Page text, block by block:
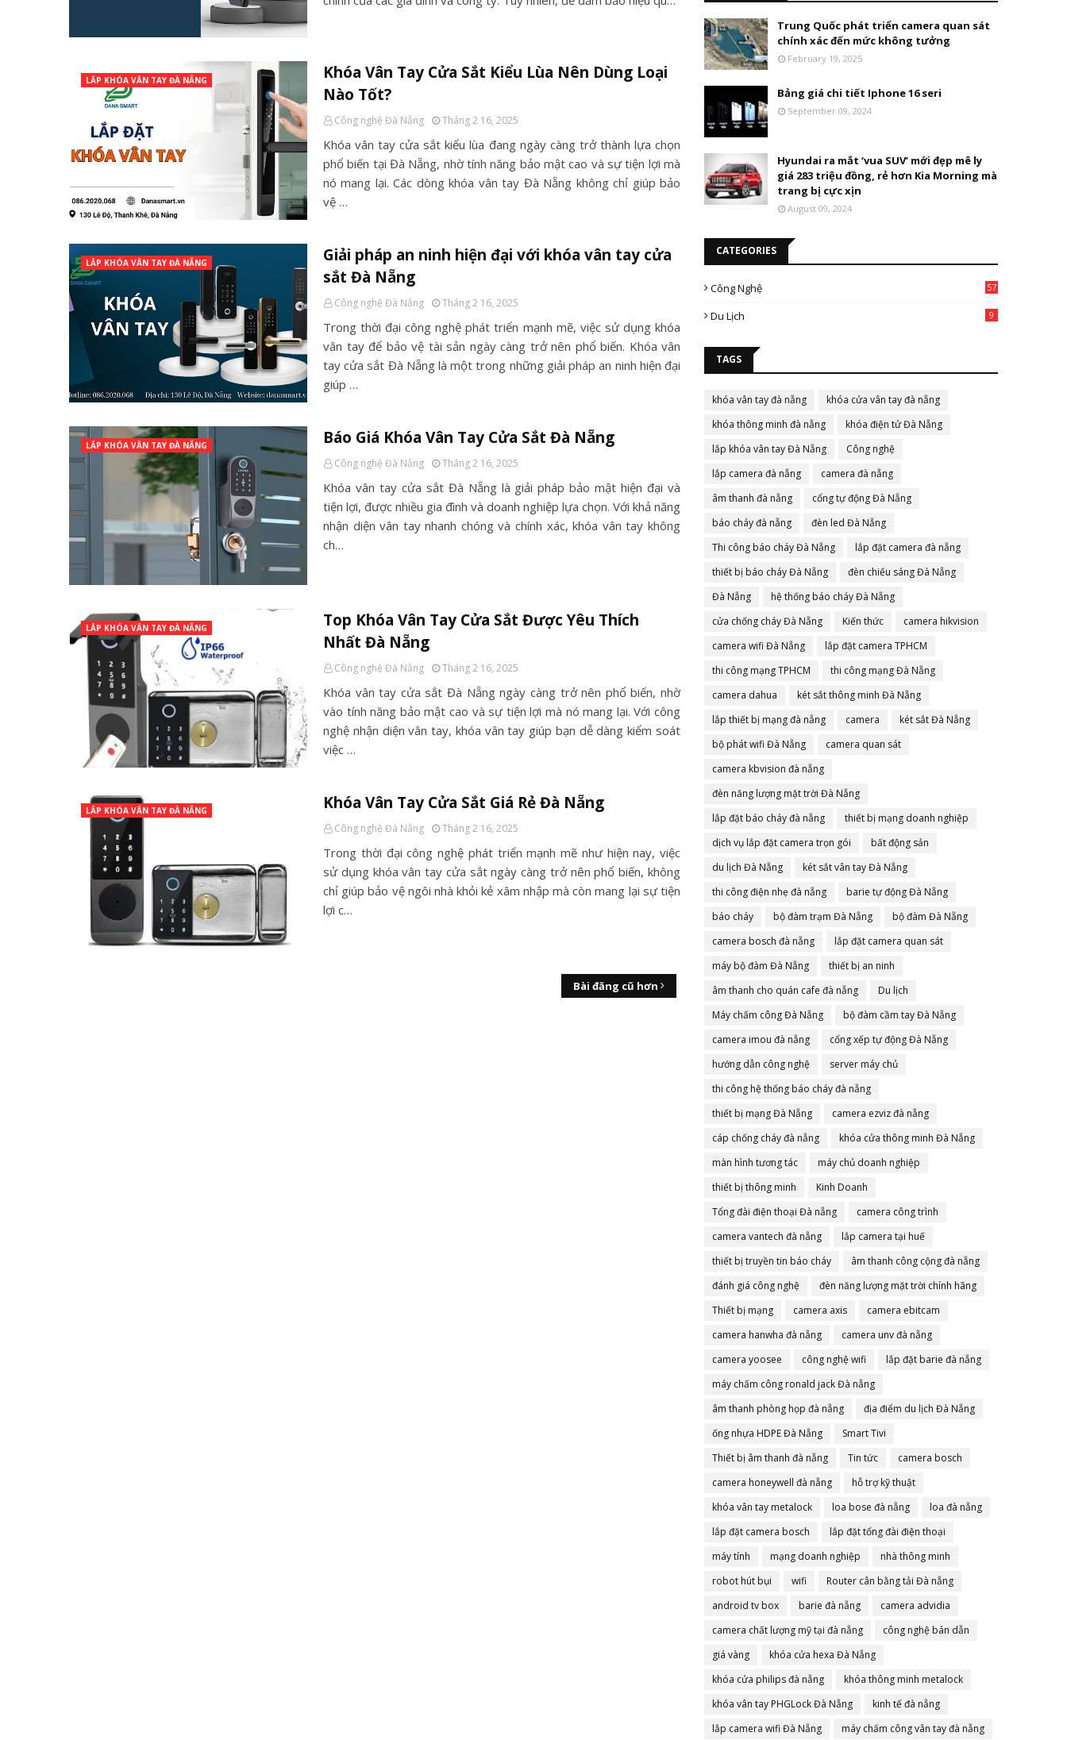
LẮP KHÓA VÂN TAY ĐÀ NẴNG
Khóa Vân Tay Cửa Sắt Kiểu Lùa Nên Dùng Loại
Nào Tốt?
Công nghệ Đà Nẵng Tháng 2 16, 2025
Khóa vân tay cửa sắt kiểu lùa đang ngày càng trở thành lựa chọn
phổ biến tại Đà Nẵng, nhờ tính năng bảo mật cao và sự tiện lợi mà
nó mang lại. Các dòng khóa vân tay Đà Nẵng không chỉ giúp bảo
vệ …
LẮP KHÓA VÂN TAY ĐÀ NẴNG
Giải pháp an ninh hiện đại với khóa vân tay cửa
sắt Đà Nẵng
Công nghệ Đà Nẵng Tháng 2 16, 2025
Trong thời đại công nghệ phát triển mạnh mẽ, việc sử dụng khóa
vân tay để bảo vệ tài sản ngày càng trở nên phổ biến. Khóa vân
tay cửa sắt Đà Nẵng là một trong những giải pháp an ninh hiện đại
giúp …
LẮP KHÓA VÂN TAY ĐÀ NẴNG Báo Giá Khóa Vân Tay Cửa Sắt Đà Nẵng
Công nghệ Đà Nẵng Tháng 2 16, 2025
Khóa vân tay cửa sắt Đà Nẵng là giải pháp bảo mật hiện đại và
tiện lợi, được nhiều gia đình và doanh nghiệp lựa chọn. Với khả năng
nhận diện vân tay nhanh chóng và chính xác, khóa vân tay không
ch…
LẮP KHÓA VÂN TAY ĐÀ NẴNG
Top Khóa Vân Tay Cửa Sắt Được Yêu Thích
Nhất Đà Nẵng
Công nghệ Đà Nẵng Tháng 2 16, 2025
Khóa vân tay cửa sắt Đà Nẵng ngày càng trở nên phổ biến, nhờ
vào tính năng bảo mật cao và sự tiện lợi mà nó mang lại. Với công
nghệ nhận diện vân tay, khóa vân tay giúp bạn dễ dàng kiểm soát
việc …
LẮP KHÓA VÂN TAY ĐÀ NẴNG Khóa Vân Tay Cửa Sắt Giá Rẻ Đà Nẵng
Công nghệ Đà Nẵng Tháng 2 16, 2025
Trong thời đại công nghệ phát triển mạnh mẽ như hiện nay, việc
sử dụng khóa vân tay cửa sắt ngày càng trở nên phổ biến, không
chỉ giúp bảo vệ ngôi nhà khỏi kẻ xâm nhập mà còn mang lại sự tiện
lợi c…
Bài đăng cũ hơn
Trung Quốc phát triển camera quan sát
chính xác đến mức không tưởng
February 19, 2025
Bảng giá chi tiết Iphone 16 seri
September 09, 2024
Hyundai ra mắt ‘vua SUV’ mới đẹp mê ly
giá 283 triệu đồng, rẻ hơn Kia Morning mà
trang bị cực xịn
August 09, 2024
CATEGORIES
Công Nghệ 57
Du Lịch 9
TAGS
khóa vân tay đà nẵng
khóa cửa vân tay đà nẵng
khóa thông minh đà nẵng
khóa điện tử Đà Nẵng
lắp khóa vân tay Đà Nẵng
Công nghệ
lắp camera đà nẵng
camera đà nẵng
âm thanh đà nẵng
cổng tự động Đà Nẵng
báo cháy đà nẵng
đèn led Đà Nẵng
Thi công báo cháy Đà Nẵng
lắp đặt camera đà nẵng
thiết bị báo cháy Đà Nẵng
đèn chiếu sáng Đà Nẵng
Đà Nẵng
hệ thống báo cháy Đà Nẵng
cửa chống cháy Đà Nẵng
Kiến thức
camera hikvision
camera wifi Đà Nẵng
lắp đặt camera TPHCM
thi công mạng TPHCM
thi công mạng Đà Nẵng
camera dahua
két sắt thông minh Đà Nẵng
lắp thiết bị mạng đà nẵng
camera
két sắt Đà Nẵng
bộ phát wifi Đà Nẵng
camera quan sát
camera kbvision đà nẵng
đèn năng lượng mặt trời Đà Nẵng
lắp đặt báo cháy đà nẵng
thiết bị mạng doanh nghiệp
dịch vụ lắp đặt camera trọn gói
bất động sản
du lịch Đà Nẵng
két sắt vân tay Đà Nẵng
thi công điện nhẹ đà nẵng
barie tự động Đà Nẵng
báo cháy
bộ đàm trạm Đà Nẵng
bộ đàm Đà Nẵng
camera bosch đà nẵng
lắp đặt camera quan sát
máy bộ đàm Đà Nẵng
thiết bị an ninh
âm thanh cho quán cafe đà nẵng
Du lịch
Máy chấm công Đà Nẵng
bộ đàm cầm tay Đà Nẵng
camera imou đà nẵng
cổng xếp tự động Đà Nẵng
hướng dẫn công nghệ
server máy chủ
thi công hệ thống báo cháy đà nẵng
thiết bị mạng Đà Nẵng
camera ezviz đà nẵng
cáp chống cháy đà nẵng
khóa cửa thông minh Đà Nẵng
màn hình tương tác
máy chủ doanh nghiệp
thiết bị thông minh
Kinh Doanh
Tổng đài điện thoại Đà nẵng
camera công trình
camera vantech đà nẵng
lắp camera tại huế
thiết bị truyền tin báo cháy
âm thanh công cộng đà nẵng
đánh giá công nghệ
đèn năng lượng mặt trời chính hãng
Thiết bị mạng
camera axis
camera ebitcam
camera hanwha đà nẵng
camera unv đà nẵng
camera yoosee
công nghệ wifi
lắp đặt barie đà nẵng
máy chấm công ronald jack Đà nẵng
âm thanh phòng họp đà nẵng
địa điểm du lịch Đà Nẵng
ống nhựa HDPE Đà Nẵng
Smart Tivi
Thiết bị âm thanh đà nẵng
Tin tức
camera bosch
camera honeywell đà nẵng
hỗ trợ kỹ thuật
khóa vân tay metalock
loa bose đà nẵng
loa đà nẵng
lắp đặt camera bosch
lắp đặt tổng đài điện thoại
máy tính
mạng doanh nghiệp
nhà thông minh
robot hút bụi
wifi
Router cân bằng tải Đà nẵng
android tv box
barie đà nẵng
camera advidia
camera chất lượng mỹ tại đà nẵng
công nghệ bán dẫn
giá vàng
khóa cửa hexa Đà Nẵng
khóa cửa philips đà nẵng
khóa thông minh metalock
khóa vân tay PHGLock Đà Nẵng
kinh tế đà nẵng
lắp camera wifi Đà Nẵng
máy chấm công vân tay đà nẵng